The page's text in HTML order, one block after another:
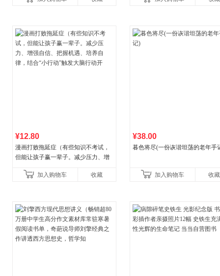
¥12.80
漫画打败拖延症（有些知识不考试，
但能让孩子赢一辈子。减少压力、增
合“小行动”触发大脑行动开
加入购物车 收藏
¥38.00
暮色将尽(一份诙谐坦荡的老年手
加入购物车 收藏